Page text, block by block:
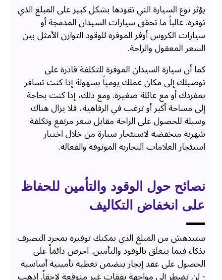
يؤثر نوع السيارة التي تقودها بشكل كبير على المبلغ الذي
توفره. غالباً ما تحقق سيارات السيدان المدمجة أو
سيارات الكروس أوفر الموفرة للوقود التوازن الأمثل بين
السعر المعقول والراحة.
كما أن سيارة السيدان الموفرة للتكلفة قادرة على
توصيلك إلى مكان عملك يومياً بسهولة إذا كنت تسافر
بمفردك أو مع عائلة صغيرة. ومع ذلك، إذا كنت بحاجة
إلى مساحة أكبر أو ترغب في الرفاهية، فلا يزال هناك
وسيلة للحصول على الراحة مقابل سعر مرتفع وتكلفة
شهرية منخفضة لاستئجار سيارة من خلال اختيار
استئجار العلامات التجارية الموثوقة والفعالة.
نصائح حول الوقود والتأمين للحفاظ
على انخفاض التكاليف
ستندهش من المبلغ الذي يمكنك توفيره بمجرد التصرف
بذكاء فيما يتعلق بالوقود والتأمين. احرص دائماً على
الحصول على عقد إيجار يتضمن تغطية تأمينية أساسية